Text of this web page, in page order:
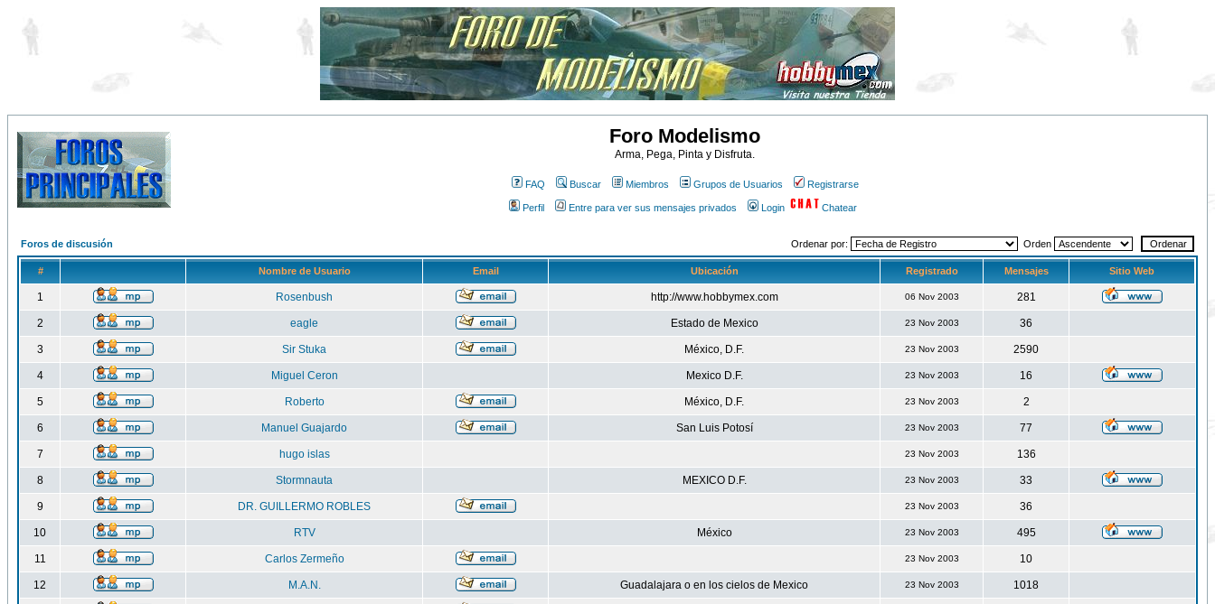
Foro Modelismo
Arma, Pega, Pinta y Disfruta.
FAQ Buscar Miembros Grupos de Usuarios Registrarse
Perfil Entre para ver sus mensajes privados Login Chatear
Foros de discusión Ordenar por: Orden
# Nombre de Usuario Email Ubicación Registrado Mensajes Sitio Web
1 Rosenbush http://www.hobbymex.com 06 Nov 2003 281
2 eagle Estado de Mexico 23 Nov 2003 36
3 Sir Stuka México, D.F. 23 Nov 2003 2590
4 Miguel Ceron Mexico D.F. 23 Nov 2003 16
5 Roberto México, D.F. 23 Nov 2003 2
6 Manuel Guajardo San Luis Potosí 23 Nov 2003 77
7 hugo islas 23 Nov 2003 136
8 Stormnauta MEXICO D.F. 23 Nov 2003 33
9 DR. GUILLERMO ROBLES 23 Nov 2003 36
10 RTV México 23 Nov 2003 495
11 Carlos Zermeño 23 Nov 2003 10
12 M.A.N. Guadalajara o en los cielos de Mexico 23 Nov 2003 1018